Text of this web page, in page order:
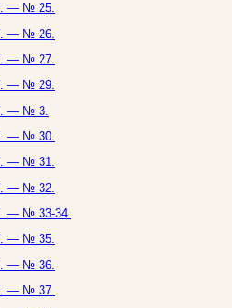
— № 25.
— № 26.
— № 27.
— № 29.
— № 3.
— № 30.
— № 31.
— № 32.
— № 33-34.
— № 35.
— № 36.
— № 37.